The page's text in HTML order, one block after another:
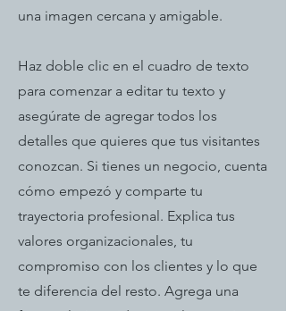
una imagen cercana y amigable.
Haz doble clic en el cuadro de texto
para comenzar a editar tu texto y
asegúrate de agregar todos los
detalles que quieres que tus visitantes
conozcan. Si tienes un negocio, cuenta
cómo empezó y comparte tu
trayectoria profesional. Explica tus
valores organizacionales, tu
compromiso con los clientes y lo que
te diferencia del resto. Agrega una